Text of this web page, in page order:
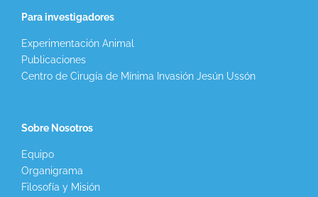
Para investigadores
Experimentación Animal
Publicaciones
Centro de Cirugía de Mínima Invasión Jesún Ussón
Sobre Nosotros
Equipo
Organigrama
Filosofía y Misión